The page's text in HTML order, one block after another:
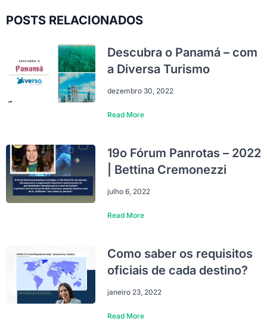
POSTS RELACIONADOS
Descubra o Panamá – com
a Diversa Turismo
dezembro 30, 2022
Read More
19o Fórum Panrotas – 2022
| Bettina Cremonezzi
julho 6, 2022
Read More
Como saber os requisitos
oficiais de cada destino?
janeiro 23, 2022
Read More